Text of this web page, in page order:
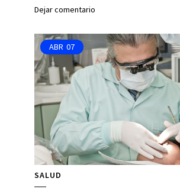
Dejar comentario
ABR 07
SALUD